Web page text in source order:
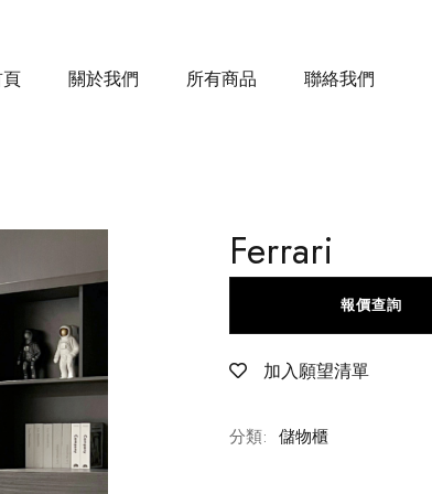
關於我們 所有商品 聯絡我們
Ferrari
加入願望清單
報價查詢
分類: 儲物櫃